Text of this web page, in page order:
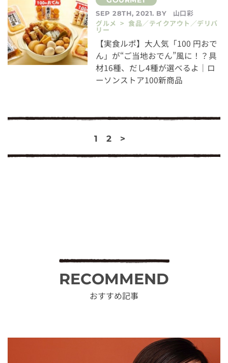
SEP 28TH, 2021. BY
山口彩
グルメ > 食品／テイクアウト／デリバ
リー
【実食ルポ】大人気「100 円おで
ん」が“ご当地おでん”風に！？具
材16種、だし4種が選べるよ｜ロ
ーソンストア100新商品
1 2 >
RECOMMEND
おすすめ記事